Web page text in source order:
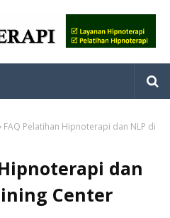
FAQ Pelatihan Hipnoterapi dan NLP di
dan
Center